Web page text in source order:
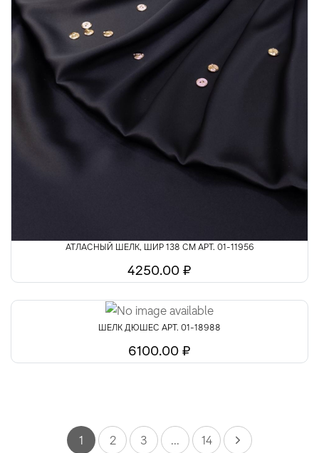
АТЛАСНЫЙ ШЕЛК, ШИР 138 СМ АРТ. 01-11956
4250.00 ₽
ШЕЛК ДЮШЕС АРТ. 01-18988
6100.00 ₽
1 2 3 ... 14